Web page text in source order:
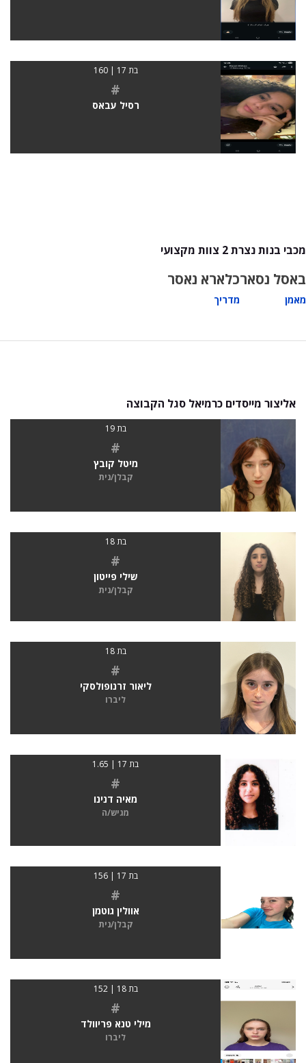
בת 17 | 160
#
רסיל עבאס
מכבי בנות נצרת 2 צוות מקצועי
באסל נסאר
מאמן
כלארא נאסר
מדריך
אליצור מייסדים כרמיאל סגל הקבוצה
בת 19
#
מיטל קובץ
קבלן/נית
בת 18
#
שילי פייטון
קבלן/נית
בת 18
#
ליאור זרנופולסקי
ליברו
בת 17 | 1.65
#
מאיה דנינו
מגיש/ה
בת 17 | 156
#
אוולין גוטמן
קבלן/נית
בת 18 | 152
#
מילי טנא פריוולד
ליברו